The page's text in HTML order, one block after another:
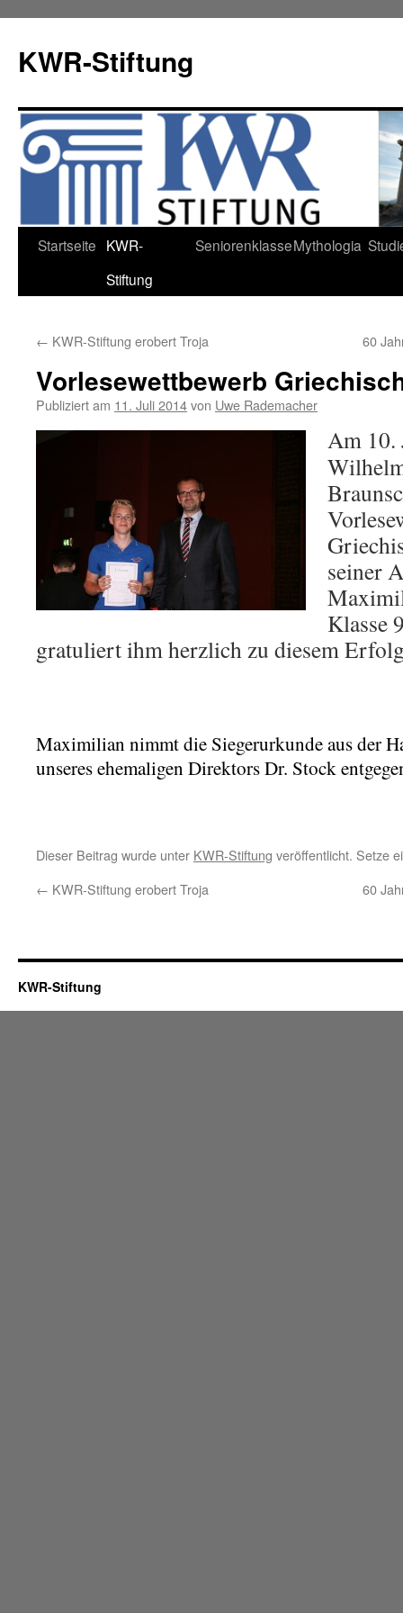
KWR-Stiftung
Zum
Startseite KWR-
Stiftung
SeniorenklasseMythologia
← KWR-Stiftung erobert Troja 60
Vorlesewettbewerb
Publiziert am 11. Juli 2014von Uwe Rademacher
Am 10.
seiner
Klasse
gratuliert ihm herzlich zu diesem
Maximilian nimmt die Siegerurkunde aus der
unseres ehemaligen Direktors Dr. Stock
Dieser Beitrag wurde unter KWR-Stiftung veröffentlicht. Setze
← KWR-Stiftung erobert Troja 60
KWR-Stiftung